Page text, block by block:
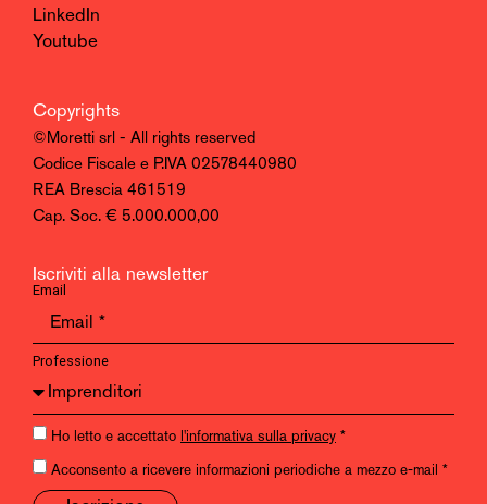
LinkedIn
Youtube
Copyrights
©Moretti srl - All rights reserved
Codice Fiscale e P.IVA 02578440980
REA Brescia 461519
Cap. Soc. € 5.000.000,00
Iscriviti alla newsletter
Email
Professione
Ho letto e accettato l'informativa sulla privacy *
Acconsento a ricevere informazioni periodiche a mezzo e-mail *